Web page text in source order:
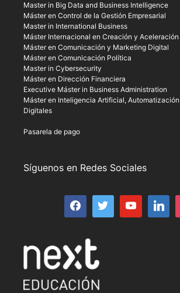
Master in Big Data and Business Intelligence
Máster en Control de la Gestión Empresarial
Master in International Business
Máster Internacional en Creación y Aceleración
Máster en Comunicación y Marketing Digital
Máster en Comunicación Política
Master in Cybersecurity
Máster en Dirección Financiera
Executive Máster in Business Administration
Máster en Inteligencia Artificial,
Digitales
Pasarela de pago
Síguenos en Redes Sociales